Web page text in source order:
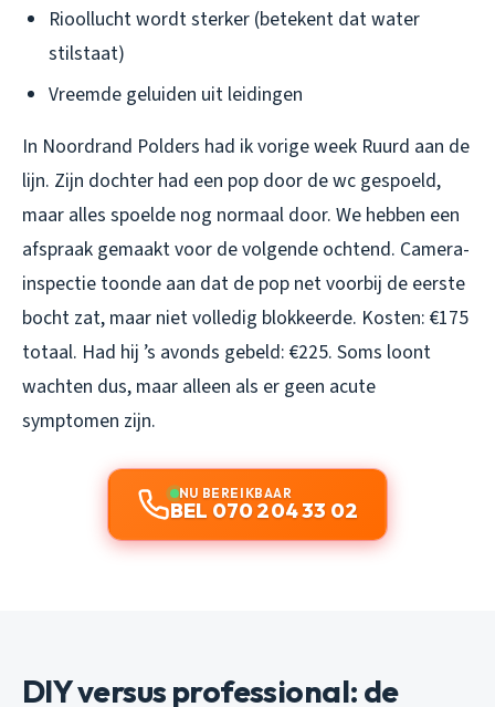
Rioollucht wordt sterker (betekent dat water
stilstaat)
Vreemde geluiden uit leidingen
In Noordrand Polders had ik vorige week Ruurd aan de
lijn. Zijn dochter had een pop door de wc gespoeld,
maar alles spoelde nog normaal door. We hebben een
afspraak gemaakt voor de volgende ochtend. Camera-
inspectie toonde aan dat de pop net voorbij de eerste
bocht zat, maar niet volledig blokkeerde. Kosten: €175
totaal. Had hij ’s avonds gebeld: €225. Soms loont
wachten dus, maar alleen als er geen acute
symptomen zijn.
NU BEREIKBAAR
BEL 070 204 33 02
DIY versus professional: de